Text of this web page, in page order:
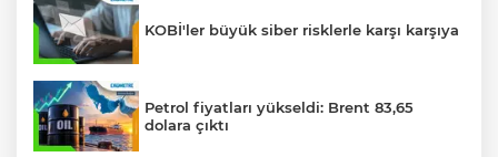
KOBİ'ler büyük siber risklerle karşı karşıya
Petrol fiyatları yükseldi: Brent 83,65
dolara çıktı